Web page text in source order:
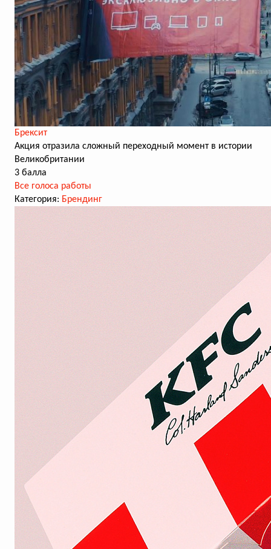
Брексит
Акция отразила сложный переходный момент в истории
Великобритании
3 балла
Все голоса работы
Категория: Брендинг